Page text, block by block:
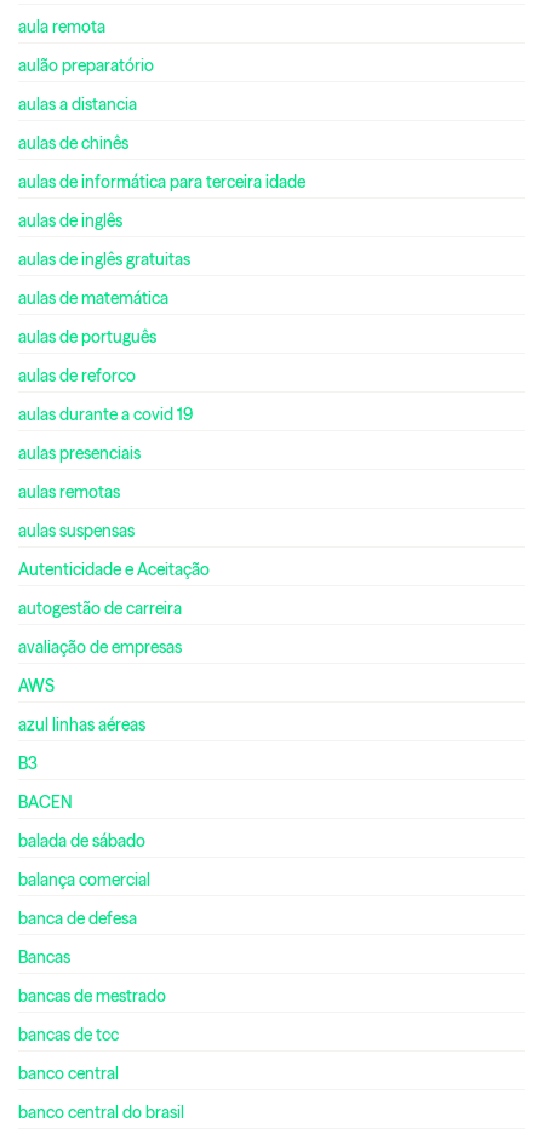
aula remota
aulão preparatório
aulas a distancia
aulas de chinês
aulas de informática para terceira idade
aulas de inglês
aulas de inglês gratuitas
aulas de matemática
aulas de português
aulas de reforco
aulas durante a covid 19
aulas presenciais
aulas remotas
aulas suspensas
Autenticidade e Aceitação
autogestão de carreira
avaliação de empresas
AWS
azul linhas aéreas
B3
BACEN
balada de sábado
balança comercial
banca de defesa
Bancas
bancas de mestrado
bancas de tcc
banco central
banco central do brasil